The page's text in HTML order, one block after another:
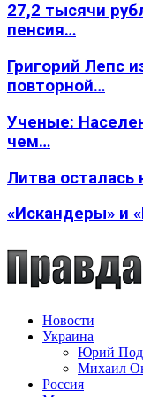
27,2 тысячи
пенсия…
Григорий Лепс
повторной…
Ученые:
чем…
Литва
«Искандеры» и
Новости
Украина
Юрий
Михаил
Россия